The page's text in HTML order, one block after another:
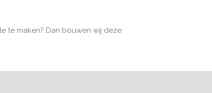
te maken? Dan bouwen wij deze